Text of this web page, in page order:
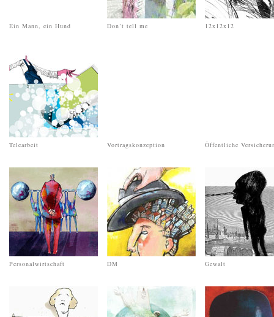
Ein Mann, ein Hund Don’t tell me 12x12x12
Telearbeit Vortragskonzeption Öffentliche
Personalwirtschaft DM Gewalt